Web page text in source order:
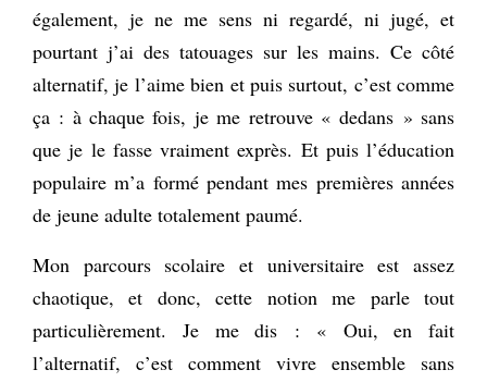
également, je ne me sens ni regardé, ni jugé, et
pourtant j’ai des tatouages sur les mains. Ce côté
alternatif, je l’aime bien et puis surtout, c’est comme
ça : à chaque fois, je me retrouve « dedans » sans
que je le fasse vraiment exprès. Et puis l’éducation
populaire m’a formé pendant mes premières années
de jeune adulte totalement paumé.
Mon parcours scolaire et universitaire est assez
chaotique, et donc, cette notion me parle tout
particulièrement. Je me dis : « Oui, en fait
l’alternatif, c’est comment vivre ensemble sans